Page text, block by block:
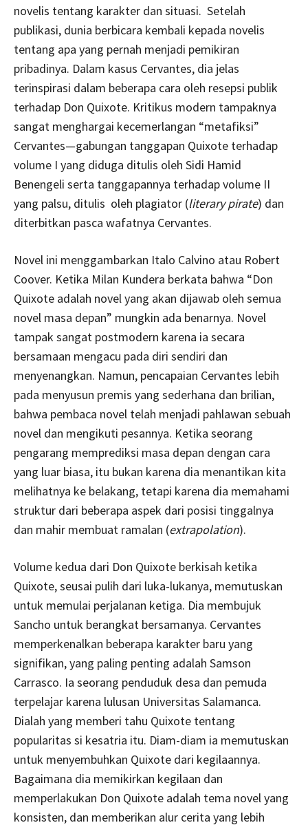
novelis tentang karakter dan situasi. Setelah
publikasi, dunia berbicara kembali kepada novelis
tentang apa yang pernah menjadi pemikiran
pribadinya. Dalam kasus Cervantes, dia jelas
terinspirasi dalam beberapa cara oleh resepsi publik
terhadap Don Quixote. Kritikus modern tampaknya
sangat menghargai kecemerlangan “metafiksi”
Cervantes—gabungan tanggapan Quixote terhadap
volume I yang diduga ditulis oleh Sidi Hamid
Benengeli serta tanggapannya terhadap volume II
yang palsu, ditulis oleh plagiator (literary pirate) dan
diterbitkan pasca wafatnya Cervantes.
Novel ini menggambarkan Italo Calvino atau Robert
Coover. Ketika Milan Kundera berkata bahwa “Don
Quixote adalah novel yang akan dijawab oleh semua
novel masa depan” mungkin ada benarnya. Novel
tampak sangat postmodern karena ia secara
bersamaan mengacu pada diri sendiri dan
menyenangkan. Namun, pencapaian Cervantes lebih
pada menyusun premis yang sederhana dan brilian,
bahwa pembaca novel telah menjadi pahlawan sebuah
novel dan mengikuti pesannya. Ketika seorang
pengarang memprediksi masa depan dengan cara
yang luar biasa, itu bukan karena dia menantikan kita
melihatnya ke belakang, tetapi karena dia memahami
struktur dari beberapa aspek dari posisi tinggalnya
dan mahir membuat ramalan (extrapolation).
Volume kedua dari Don Quixote berkisah ketika
Quixote, seusai pulih dari luka-lukanya, memutuskan
untuk memulai perjalanan ketiga. Dia membujuk
Sancho untuk berangkat bersamanya. Cervantes
memperkenalkan beberapa karakter baru yang
signifikan, yang paling penting adalah Samson
Carrasco. Ia seorang penduduk desa dan pemuda
terpelajar karena lulusan Universitas Salamanca.
Dialah yang memberi tahu Quixote tentang
popularitas si kesatria itu. Diam-diam ia memutuskan
untuk menyembuhkan Quixote dari kegilaannya.
Bagaimana dia memikirkan kegilaan dan
memperlakukan Don Quixote adalah tema novel yang
konsisten, dan memberikan alur cerita yang lebih